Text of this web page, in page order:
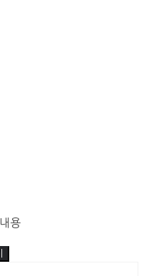
내용